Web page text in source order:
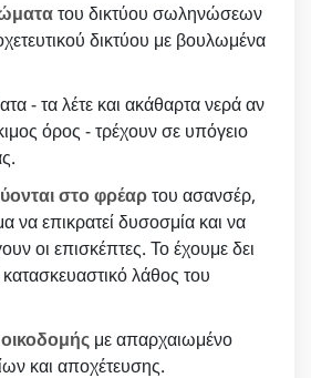
του δικτύου σωληνώσεων
δικτύου με βουλωμένα
- τα λέτε και ακάθαρτα νερά αν
όρος - τρέχουν σε υπόγειο
στο φρέαρτου ασανσέρ,
να επικρατεί δυσοσμία και να
οι επισκέπτες. Το έχουμε δει
λάθος του
με απαρχαιωμένο
και αποχέτευσης.